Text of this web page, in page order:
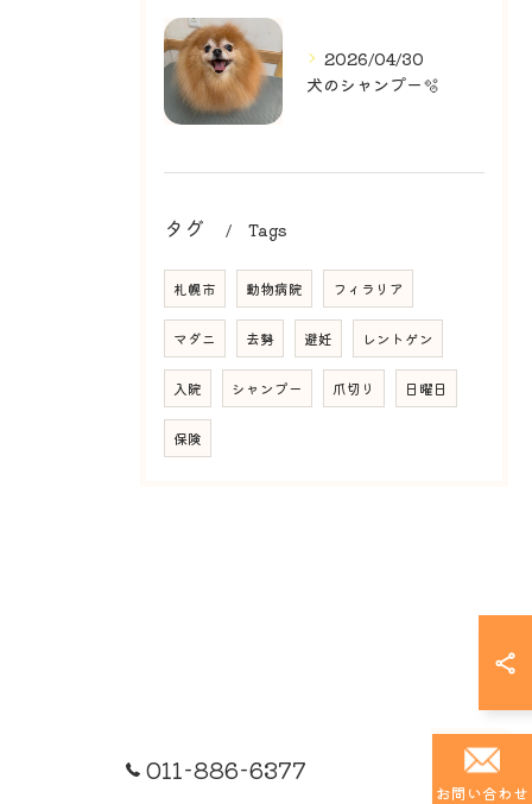
2026/04/30
犬のシャンプー🫧
タグ Tags
札幌市 動物病院 フィラリア
マダニ 去勢 避妊 レントゲン
入院 シャンプー 爪切り 日曜日
保険
011-886-6377
お問い合わせ